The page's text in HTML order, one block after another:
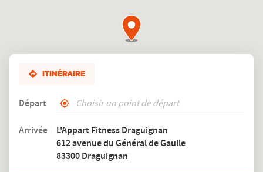
ITINÉRAIRE
Départ
,
un
club
L'Appart
À
Arrivée
L'Appart Fitness Draguignan
612 avenue du Général de Gaulle
83300 Draguignan